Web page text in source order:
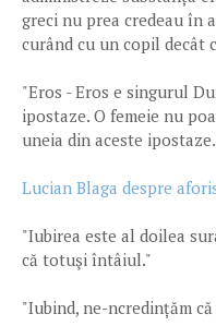
greci nu prea credeau în
curând cu un copil decât
"Eros - Eros e singurul
ipostaze. O femeie nu
uneia din aceste
Lucian Blaga despre
"Iubirea este al doilea
că totuşi întâiul."
"Iubind, ne-ncredințăm